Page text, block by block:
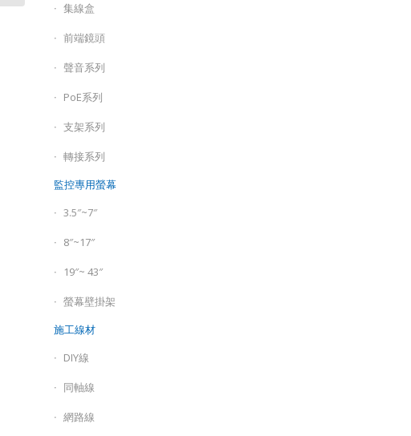
集線盒
前端鏡頭
聲音系列
PoE系列
支架系列
轉接系列
監控專用螢幕
3.5″~7″
8″~17″
19″~ 43″
螢幕壁掛架
施工線材
DIY線
同軸線
網路線